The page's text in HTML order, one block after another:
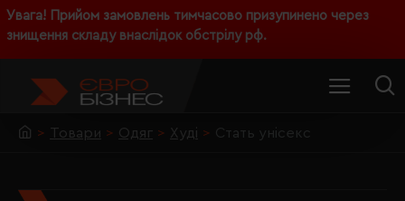
Увага! Прийом замовлень тимчасово призупинено через
знищення складу внаслідок обстрілу рф.
Товари Одяг Худі Стать унісекс